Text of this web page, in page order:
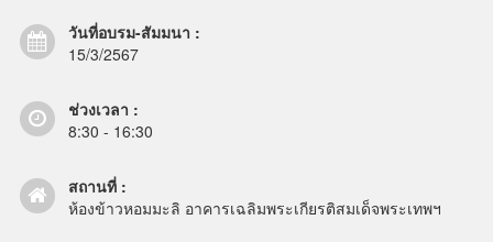
วันที่อบรม-สัมมนา :
15/3/2567
ช่วงเวลา :
8:30 - 16:30
สถานที่ :
ห้องข้าวหอมมะลิ อาคารเฉลิมพระเกียรติสมเด็จพระเทพฯ